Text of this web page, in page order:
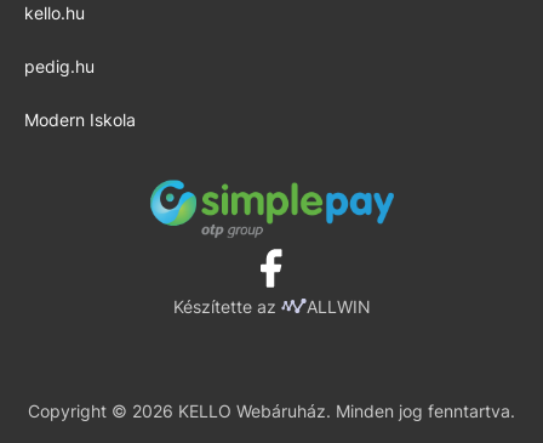
kello.hu
pedig.hu
Modern Iskola
Készítette az ALLWIN
Copyright © 2026 KELLO Webáruház. Minden jog fenntartva.